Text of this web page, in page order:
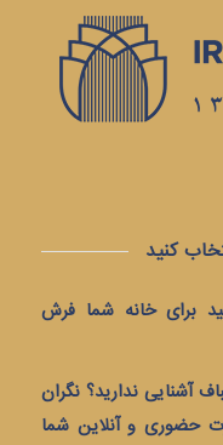
کنید
برای خانه شما فرش
ندارید؟ نگران
حضوری و آنلاین شما